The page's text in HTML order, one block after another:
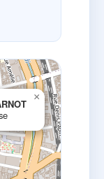
×